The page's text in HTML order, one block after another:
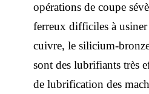
opérations de coupe
ferreux difficiles à
cuivre, le silicium-
sont des lubrifiants très
de lubrification des